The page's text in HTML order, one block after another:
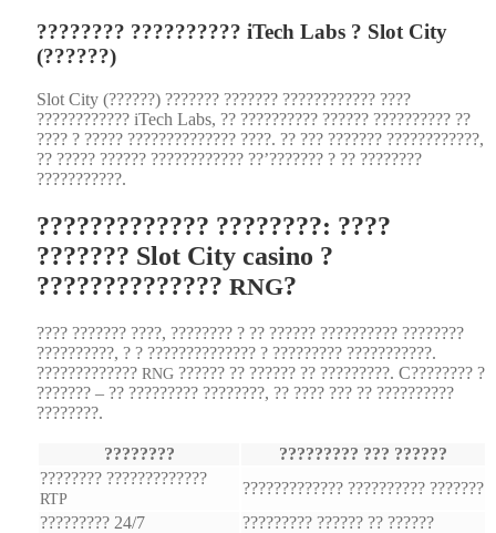
???????? ?????????? iTech Labs ? Slot City
(??????)
Slot City (??????) ??????? ??????? ???????????? ????
???????????? iTech Labs, ?? ?????????? ?????? ?????????? ??
???? ? ????? ?????????????? ????. ?? ??? ??????? ????????????,
?? ????? ?????? ???????????? ??’??????? ? ?? ????????
???????????.
????????????? ????????: ????
??????? Slot City casino ?
?????????????? RNG?
???? ??????? ????, ???????? ? ?? ?????? ?????????? ????????
??????????, ? ? ?????????????? ? ????????? ???????????.
????????????? RNG ?????? ?? ?????? ?? ?????????. C???????? ?
??????? – ?? ????????? ????????, ?? ???? ??? ?? ??????????
????????.
????????
????????? ??? ??????
???????? ?????????????
RTP
????????????? ?????????? ???????
????????? 24/7
????????? ?????? ?? ??????